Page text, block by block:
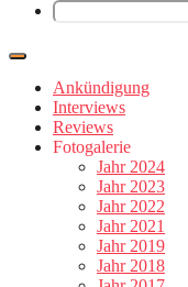
Ankündigung
Interviews
Reviews
Fotogalerie
Jahr 2024
Jahr 2023
Jahr 2022
Jahr 2021
Jahr 2019
Jahr 2018